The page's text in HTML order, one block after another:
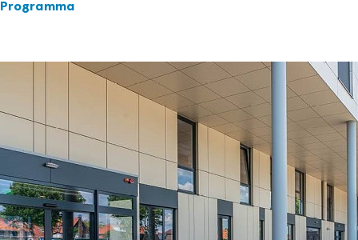
Programma